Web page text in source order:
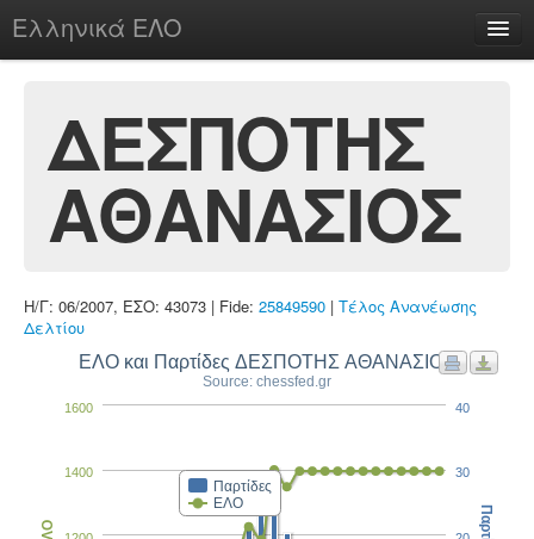
Ελληνικά ΕΛΟ
chesstu.be @ discord
Login
ΔΕΣΠΟΤΗΣ
ΑΘΑΝΑΣΙΟΣ
Η/Γ: 06/2007, ΕΣΟ: 43073 | Fide: 25849590 | Τέλος Ανανέωσης
Δελτίου
ΕΛΟ και Παρτίδες ΔΕΣΠΟΤΗΣ ΑΘΑΝΑΣΙΟΣ
Source: chessfed.gr
Παρτίδες
ΕΛΟ
1400
1600
30
40